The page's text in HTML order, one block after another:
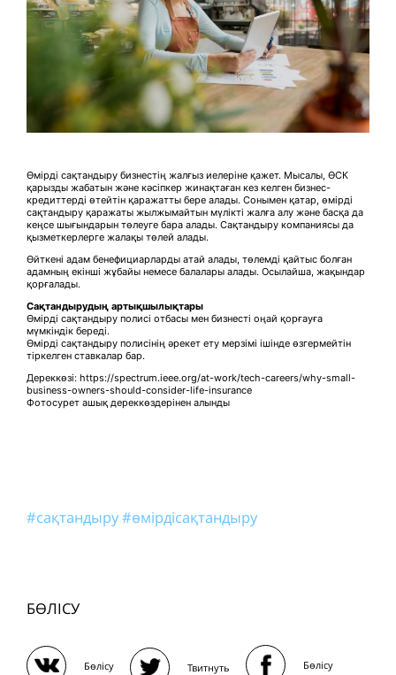
Өмірді сақтандыру бизнестің жалғыз иелеріне қажет. Мысалы, ӨСК
қарызды жабатын және кәсіпкер жинақтаған кез келген бизнес-
кредиттерді өтейтін қаражатты бере алады. Сонымен қатар, өмірді
сақтандыру қаражаты жылжымайтын мүлікті жалға алу және басқа да
кеңсе шығындарын төлеуге бара алады. Сақтандыру компаниясы да
қызметкерлерге жалақы төлей алады.
Өйткені адам бенефициарларды атай алады, төлемді қайтыс болған
адамның екінші жұбайы немесе балалары алады. Осылайша, жақындар
қорғалады.
Сақтандырудың артықшылықтары
Өмірді сақтандыру полисі отбасы мен бизнесті оңай қорғауға
мүмкіндік береді.
Өмірді сақтандыру полисінің әрекет ету мерзімі ішінде өзгермейтін
тіркелген ставкалар бар.
Дереккөзі: https://spectrum.ieee.org/at-work/tech-careers/why-small-
business-owners-should-consider-life-insurance
Фотосурет ашық дереккөздерінен алынды
#сақтандыру#өмірдісақтандыру
БӨЛІСУ
Бөлісу Твитнуть Бөлісу